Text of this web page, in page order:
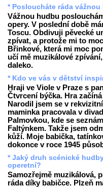
* Posloucháte ráda
Vážnou hudbu
opery. V poslední době
Toscu. Obdivuji pěvecké
zpívat, a protože mi to
Břinkové, která mi moc
učí mě muzikálové
daleko.
* Kdo ve vás v dětství
Hraji ve Viole v Praze s
Čtvrcení býčka. Hra
Narodil jsem se v
maminka pracovala v
Palmovkou, kde se
Faltýnkem. Takže jsem
kůží. Moje babička,
dokonce v roce 1945
* Jaký druh scénické
operetní?
Samozřejmě muzikálová,
ráda díky babičce. Plzeň